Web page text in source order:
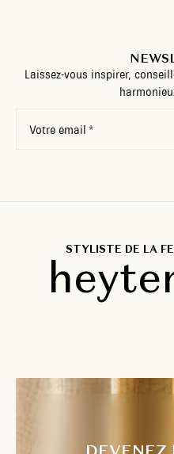
Laissez-vous inspirer,
Votre email
STYLISTE DE LA